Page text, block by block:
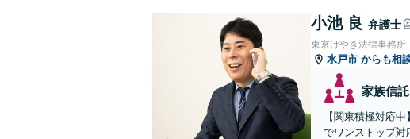
小池 良 弁護士
東京けやき法律事務所
水戸市 からも相
家族信託
【関東積極対応
でワンストップ対